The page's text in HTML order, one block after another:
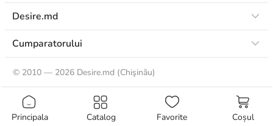
Principala Catalog Favorite Coșul
Desire.md
Cumparatorului
© 2010 — 2026 Desire.md (Chişinău)